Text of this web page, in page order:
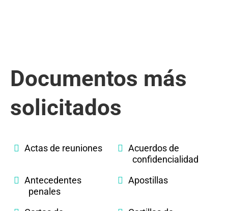
Documentos más
solicitados
Actas de reuniones
Acuerdos de
confidencialidad
Antecedentes
penales
Apostillas